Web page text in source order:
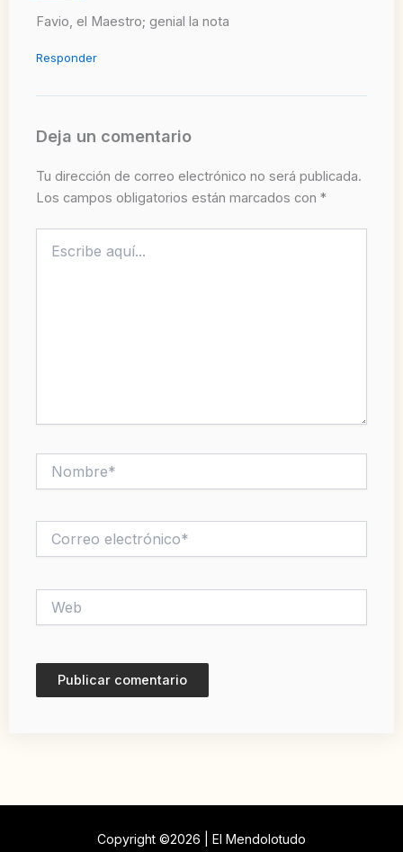
Favio, el Maestro; genial la nota
Responder
Deja un comentario
Tu dirección de correo electrónico no será publicada.
Los campos obligatorios están marcados con *
aquí...
electrónico*
Copyright ©2026 | El Mendolotudo